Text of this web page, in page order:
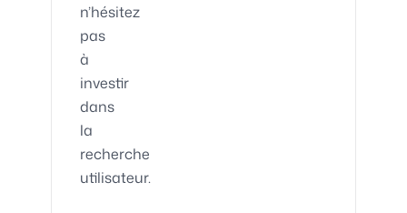
n’hésitez
pas
à
investir
dans
la
recherche
utilisateur.